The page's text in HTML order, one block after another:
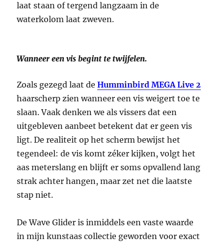
laat staan of tergend langzaam in de
waterkolom laat zweven.
Wanneer een vis begint te twijfelen.
Zoals gezegd laat deHumminbird MEGA Live 2
haarscherp zien wanneer een vis weigert toe te
slaan. Vaak denken we als vissers dat een
uitgebleven aanbeet betekent dat er geen vis
ligt. De realiteit op het scherm bewijst het
tegendeel: de vis komt zéker kijken, volgt het
aas meterslang en blijft er soms opvallend lang
strak achter hangen, maar zet net die laatste
stap niet.
De Wave Glider is inmiddels een vaste waarde
in mijn kunstaas collectie geworden voor exact